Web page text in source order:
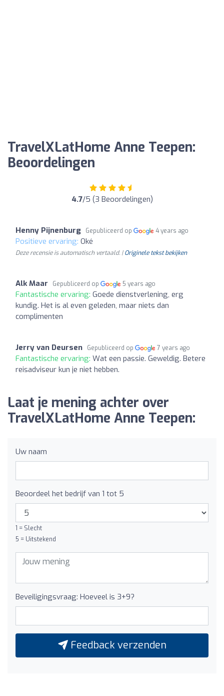
TravelXLatHome Anne Teepen:
Beoordelingen
4.7/5 (3 Beoordelingen)
Henny Pijnenburg Gepubliceerd op 4 years ago
Positieve ervaring: Oké
Deze recensie is automatisch vertaald. |Originele tekst bekijken
Alk Maar Gepubliceerd op 5 years ago
Fantastische ervaring: Goede dienstverlening, erg
kundig. Het is al even geleden, maar niets dan
complimenten
Jerry van Deursen Gepubliceerd op 7 years ago
Fantastische ervaring: Wat een passie. Geweldig. Betere
reisadviseur kun je niet hebben.
Laat je mening achter over
TravelXLatHome Anne Teepen:
Uw naam
Beoordeel het bedrijf van 1 tot 5
1 = Slecht
5 = Uitstekend
Beveiligingsvraag: Hoeveel is 3+9?
Feedback verzenden